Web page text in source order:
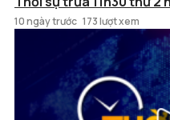
10 ngày trước 173 lượt xem